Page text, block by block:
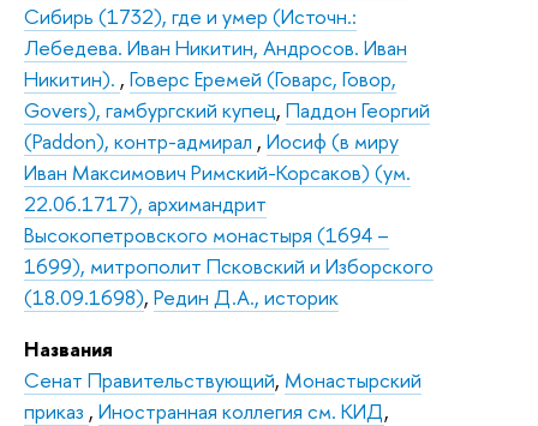
Сибирь (1732), где и умер (Источн.:
Лебедева. Иван Никитин, Андросов. Иван
Никитин). , Говерс Еремей (Говарс, Говор,
Govers), гамбургский купец, Паддон Георгий
(Paddon), контр-адмирал , Иосиф (в миру
Иван Максимович Римский-Корсаков) (ум.
22.06.1717), архимандрит
Высокопетровского монастыря (1694 –
1699), митрополит Псковский и Изборского
(18.09.1698), Редин Д.А., историк
Названия
Сенат Правительствующий, Монастырский
приказ , Иностранная коллегия см. КИД,